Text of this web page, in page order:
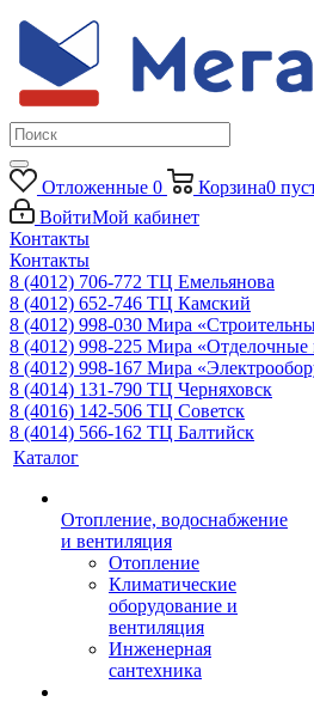
Отложенные 0 Корзина0
ВойтиМой кабинет
Контакты
Контакты
8 (4012) 706-772 ТЦ Емельянова
8 (4012) 652-746 ТЦ Камский
8 (4012) 998-030 Мира
8 (4012) 998-225 Мира «Отделочные
8 (4012) 998-167 Мира
8 (4014) 131-790 ТЦ Черняховск
8 (4016) 142-506 ТЦ Советск
8 (4014) 566-162 ТЦ Балтийск
Каталог
Отопление, водоснабжение
и вентиляция
Отопление
Климатические
оборудование и
вентиляция
Инженерная
сантехника